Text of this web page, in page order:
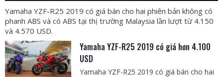
Yamaha YZF-R25 2019 có giá bán cho hai phiên bản không có
phanh ABS và có ABS tại thị trường Malaysia lần lượt từ 4.150
và 4.570 USD.
Yamaha YZF-R25 2019 có giá hơn 4.100
USD
Yamaha YZF-R25 2019 có giá bán cho hai